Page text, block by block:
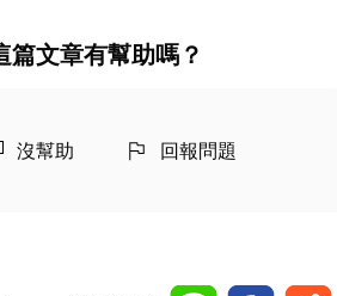
篇文章有幫助嗎？
沒幫助 回報問題